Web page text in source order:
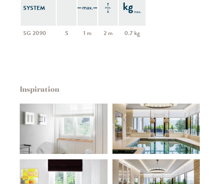
SYSTEM
SG 2090 S 1 m 2 m 0.7 kg
Inspiration